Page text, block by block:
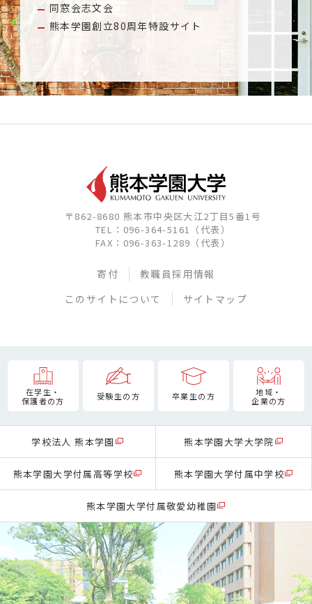
同窓会志文会
熊本学園創立80周年特設サイト
〒862-8680 熊本市中央区大江2丁目5番1号
TEL：096-364-5161（代表）
FAX：096-363-1289（代表）
寄付
教職員採用情報
このサイトについて
サイトマップ
在学生・
保護者の方
受験生の方 卒業生の方
地域・
企業の方
学校法人 熊本学園 熊本学園大学大学院
熊本学園大学付属高等学校 熊本学園大学付属中学校
熊本学園大学付属敬愛幼稚園